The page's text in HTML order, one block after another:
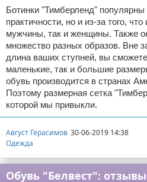
Ботинки "Тимберленд" популярны
практичности, но и из-за того, что
мужчины, так и женщины. Также
множество разных образов. Вне
длина ваших ступней, вы
маленькие, так и большие
обувь производится в странах
Поэтому размерная сетка
которой мы привыкли.
Август Герасимов 30-06-2019 14:38
Одежда
Обувь "Белвест":